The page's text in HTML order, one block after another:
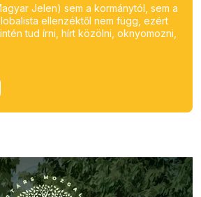
Jelen) sem a kormánytól, sem a
ellenzéktől nem függ, ezért
tud írni, hírt közölni, oknyomozni,